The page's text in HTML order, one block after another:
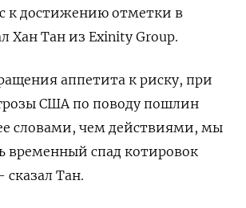
к достижению отметки в
Хан Тан из Exinity Group.
аппетита к риску, при
США по поводу пошлин
словами, чем действиями, мы
временный спад котировок
Тан.